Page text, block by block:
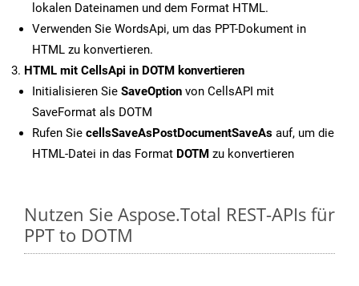
lokalen Dateinamen und dem Format HTML.
Verwenden Sie WordsApi, um das PPT-Dokument in
HTML zu konvertieren.
HTML mit CellsApi in DOTM konvertieren
Initialisieren Sie SaveOption von CellsAPI mit
SaveFormat als DOTM
Rufen Sie cellsSaveAsPostDocumentSaveAs auf, um die
HTML-Datei in das Format DOTM zu konvertieren
Nutzen Sie Aspose.Total REST-APIs für
PPT to DOTM